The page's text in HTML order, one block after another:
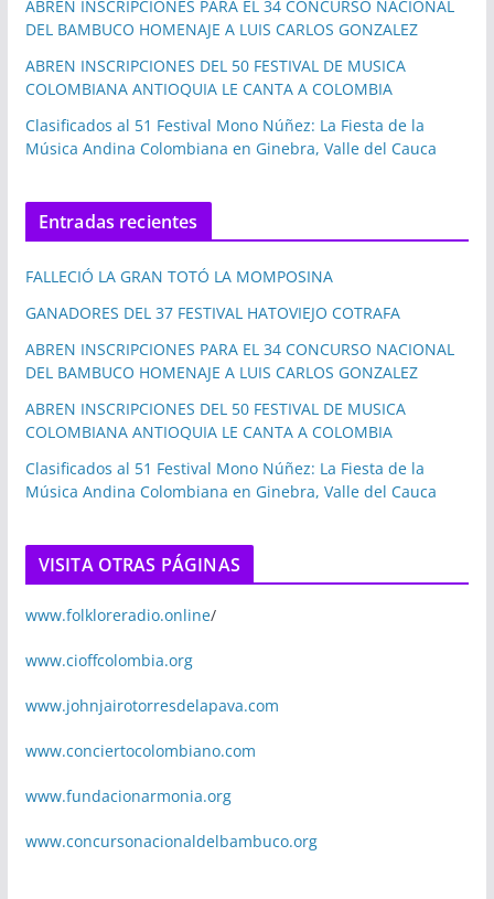
ABREN INSCRIPCIONES PARA EL 34 CONCURSO NACIONAL
DEL BAMBUCO HOMENAJE A LUIS CARLOS GONZALEZ
ABREN INSCRIPCIONES DEL 50 FESTIVAL DE MUSICA
COLOMBIANA ANTIOQUIA LE CANTA A COLOMBIA
Clasificados al 51 Festival Mono Núñez: La Fiesta de la
Música Andina Colombiana en Ginebra, Valle del Cauca
Entradas recientes
FALLECIÓ LA GRAN TOTÓ LA MOMPOSINA
GANADORES DEL 37 FESTIVAL HATOVIEJO COTRAFA
ABREN INSCRIPCIONES PARA EL 34 CONCURSO NACIONAL
DEL BAMBUCO HOMENAJE A LUIS CARLOS GONZALEZ
ABREN INSCRIPCIONES DEL 50 FESTIVAL DE MUSICA
COLOMBIANA ANTIOQUIA LE CANTA A COLOMBIA
Clasificados al 51 Festival Mono Núñez: La Fiesta de la
Música Andina Colombiana en Ginebra, Valle del Cauca
VISITA OTRAS PÁGINAS
www.folkloreradio.online/
www.cioffcolombia.org
www.johnjairotorresdelapava.com
www.conciertocolombiano.com
www.fundacionarmonia.org
www.concursonacionaldelbambuco.org